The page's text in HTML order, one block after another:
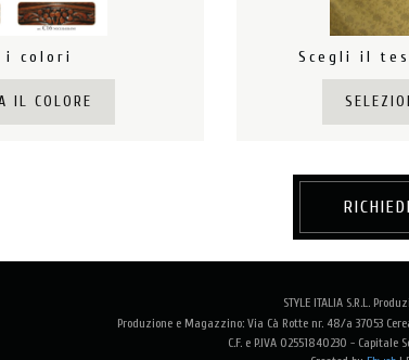
i colori
IL COLORE
Scegli il
STYLE ITALIA S.R.L.
Produzione e Magazzino: Via Cà Rotte nr. 48/a 37053
C.F. e P.IVA 02551840230 - Capitale